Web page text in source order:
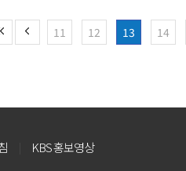
11 12 13 14
KBS 홍보영상